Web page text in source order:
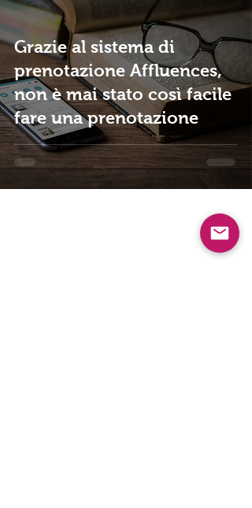
Grazie al sistema di
prenotazione Affluences,
non è mai stato così facile
fare una prenotazione